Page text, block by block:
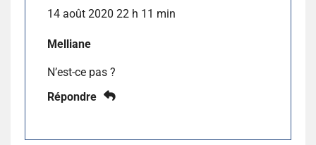
14 août 2020 22 h 11 min
Melliane
N’est-ce pas ?
Répondre